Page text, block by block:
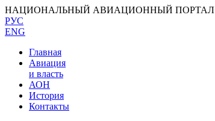
НАЦИОНАЛЬНЫЙ АВИАЦИОННЫЙ ПОРТАЛ
РУС
ENG
Главная
Авиация
и власть
АОН
История
Контакты